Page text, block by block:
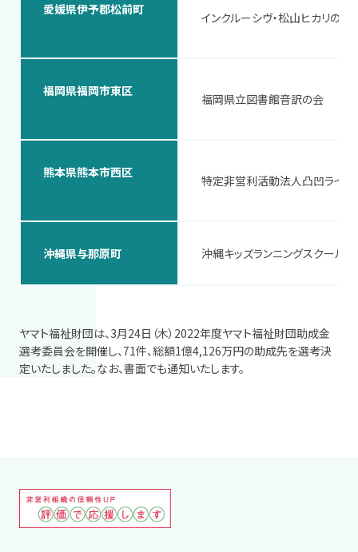
愛媛県伊予郡松前町
インクルーシヴ・松山ヒカリのア
福岡県福岡市東区
福岡県立図書館音訳の会
熊本県熊本市西区
特定非営利活動法人凸凹ライフ
沖縄県与那原町 沖縄キッズランニングスクール
ヤマト福祉財団は、3月24日（木）2022年度ヤマト福祉財団助成金
選考委員会を開催し、71件、総額1億4,126万円の助成先を選考決
定いたしました。なお、書面でも通知いたします。